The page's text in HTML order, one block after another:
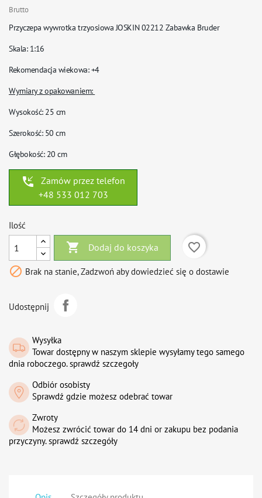
Brutto
Przyczepa wywrotka trzyosiowa JOSKIN 02212 Zabawka Bruder
Skala: 1:16
Rekomendacja wiekowa: +4
Wymiary z opakowaniem:
Wysokość: 25 cm
Szerokość: 50 cm
Głębokość: 20 cm
phone_callback
Zamów przez telefon
+48 533 012 703
Ilość
 Dodaj do koszyka
favorite_border
 Brak na stanie, Zadzwoń aby dowiedzieć się o dostawie
Udostępnij
Wysyłka
Towar dostępny w naszym sklepie wysyłamy tego samego
dnia roboczego. sprawdź szczegoły
Odbiór osobisty
Sprawdź gdzie możesz odebrać towar
Zwroty
Możesz zwrócić towar do 14 dni or zakupu bez podania
przyczyny. sprawdź szczegóły